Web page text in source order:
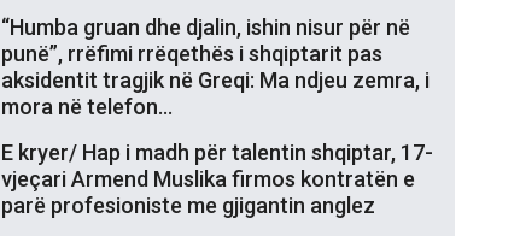
“Humba gruan dhe djalin, ishin nisur për në
punë”, rrëfimi rrëqethës i shqiptarit pas
aksidentit tragjik në Greqi: Ma ndjeu zemra, i
mora në telefon…
E kryer/ Hap i madh për talentin shqiptar, 17-
vjeçari Armend Muslika firmos kontratën e
parë profesioniste me gjigantin anglez